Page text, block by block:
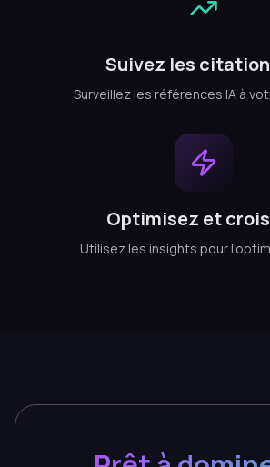
Suivez les
Surveillez les références IA à
Optimisez et
Utilisez les insights pour